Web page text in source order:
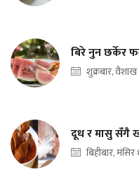
बिरे नुन छर्केर
शुक्रबार,
दूध र मासु सँगै
बिहीबार,